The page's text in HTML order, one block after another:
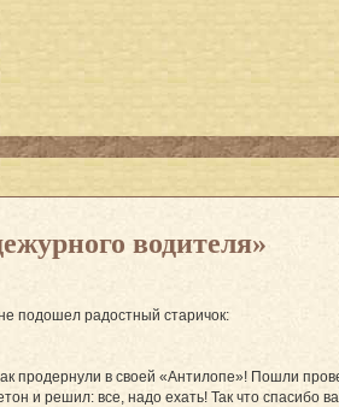
водителя»
подошел радостный старичок:
в своей «Антилопе»! Пошли
и решил: все, надо ехать! Так что спасибо